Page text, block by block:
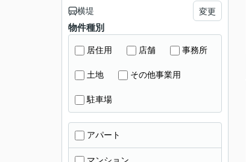
横堤 変更
物件種別
居住用 店舗 事務所
土地 その他事業用
駐車場
アパート